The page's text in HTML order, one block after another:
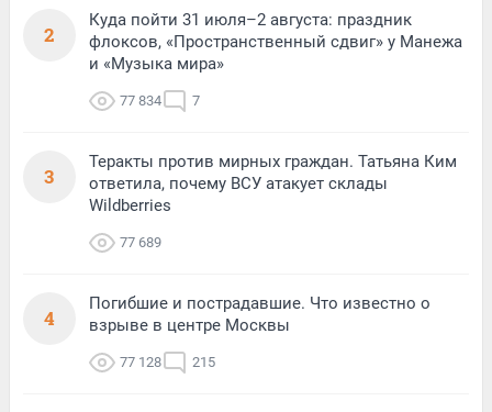
2
Куда пойти 31 июля–2 августа: праздник
флоксов, «Пространственный сдвиг» у Манежа
и «Музыка мира»
77 834 7
3
Теракты против мирных граждан. Татьяна Ким
ответила, почему ВСУ атакует склады
Wildberries
77 689
4
Погибшие и пострадавшие. Что известно о
взрыве в центре Москвы
77 128 215